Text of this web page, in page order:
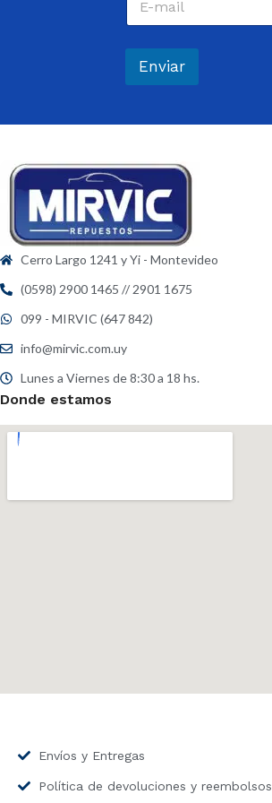
*
r
r
t
r
ó
n
i
c
o
*
Enviar
Cerro Largo 1241 y Yi - Montevideo
(0598) 2900 1465 // 2901 1675
099 - MIRVIC (647 842)
info@mirvic.com.uy
Lunes a Viernes de 8:30 a 18 hs.
Donde estamos
Envíos y Entregas
Política de devoluciones y reembolsos